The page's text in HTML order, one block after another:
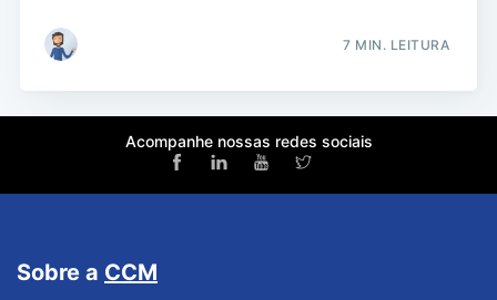
7 MIN. LEITURA
Acompanhe nossas redes sociais
Sobre a CCM